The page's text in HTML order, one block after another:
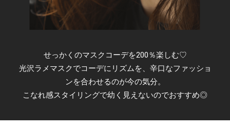
せっかくのマスクコーデを200％楽しむ♡
光沢ラメマスクでコーデにリズムを、辛口なファッショ
ンを合わせるのが今の気分。
こなれ感スタイリングで幼く見えないのでおすすめ◎